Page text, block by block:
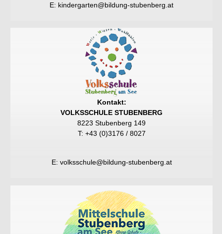
E: kindergarten@bildung-stubenberg.at
Kontakt:
VOLKSSCHULE STUBENBERG
8223 Stubenberg 149
T: +43 (0)3176 / 8027
E: volksschule@bildung-stubenberg.at